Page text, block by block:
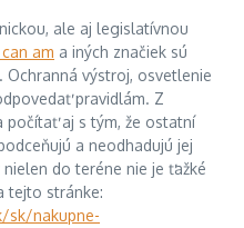
ale aj legislatívnou
am a iných značiek sú
Ochranná výstroj, osvetlenie
pravidlám. Z
počítať aj s tým, že ostatní
a neodhadujú jej
do teréne nie je ťažké
tejto stránke:
sk/nakupne-